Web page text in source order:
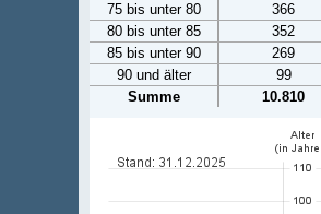
75 bis unter 80
366
80 bis unter 85
352
85 bis unter 90
269
90 und älter
99
Summe
10.810